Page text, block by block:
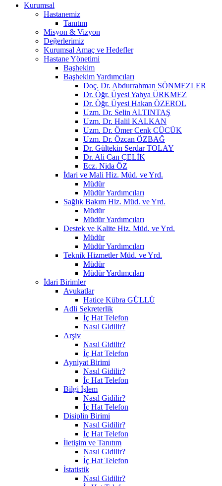
Kurumsal
Hastanemiz
Tanıtım
Misyon & Vizyon
Değerlerimiz
Kurumsal Amaç ve Hedefler
Hastane Yönetimi
Başhekim
Başhekim Yardımcıları
Doç. Dr. Abdurrahman SÖNMEZLER
Dr. Öğr. Üyesi Yahya ÜRKMEZ
Dr. Öğr. Üyesi Hakan ÖZEROL
Uzm. Dr. Selin ALTINTAŞ
Uzm. Dr. Halil KALKAN
Uzm. Dr. Ömer Cenk CÜCÜK
Uzm. Dr. Özcan ÖZBAĞ
Dr. Gültekin Serdar TOLAY
Dr. Ali Can ÇELİK
Ecz. Nida ÖZ
İdari ve Mali Hiz. Müd. ve Yrd.
Müdür
Müdür Yardımcıları
Sağlık Bakım Hiz. Müd. ve Yrd.
Müdür
Müdür Yardımcıları
Destek ve Kalite Hiz. Müd. ve Yrd.
Müdür
Müdür Yardımcıları
Teknik Hizmetler Müd. ve Yrd.
Müdür
Müdür Yardımcıları
İdari Birimler
Avukatlar
Hatice Kübra GÜLLÜ
Adli Sekreterlik
İç Hat Telefon
Nasıl Gidilir?
Arşiv
Nasıl Gidilir?
İç Hat Telefon
Ayniyat Birimi
Nasıl Gidilir?
İç Hat Telefon
Bilgi İşlem
Nasıl Gidilir?
İç Hat Telefon
Disiplin Birimi
Nasıl Gidilir?
İç Hat Telefon
İletişim ve Tanıtım
Nasıl Gidilir?
İç Hat Telefon
İstatistik
Nasıl Gidilir?